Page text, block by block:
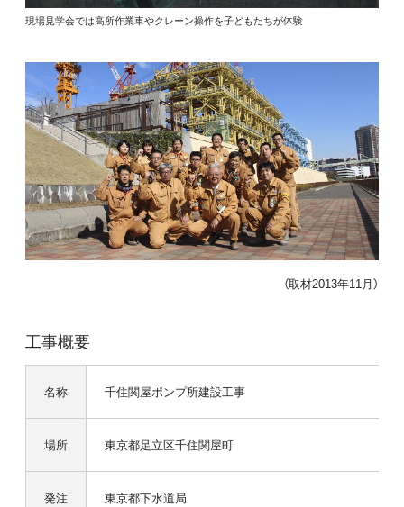
現場見学会では高所作業車やクレーン操作を子どもたちが体験
（取材2013年11月）
工事概要
名称 千住関屋ポンプ所建設工事
場所 東京都足立区千住関屋町
発注 東京都下水道局